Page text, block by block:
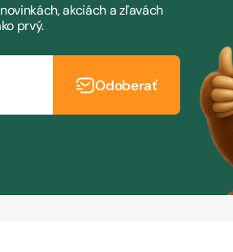
akciách a zľavách
prvý.
Odoberať